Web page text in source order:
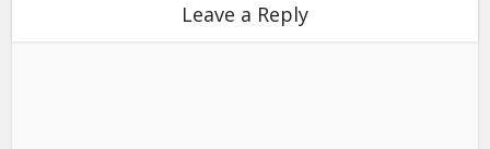
Leave a Reply